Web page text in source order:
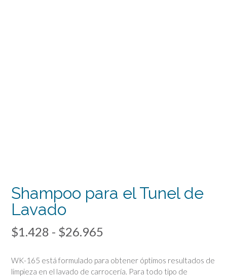
Shampoo para el Tunel de
Lavado
$1.428 - $26.965
precios:
WK-165 está formulado para obtener óptimos resultados de
limpieza en el lavado de carrocería. Para todo tipo de